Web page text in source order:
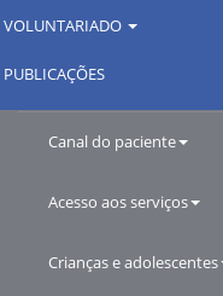
VOLUNTARIADO
PUBLICAÇÕES
Canal do paciente
Acesso aos serviços
Crianças e adolescentes